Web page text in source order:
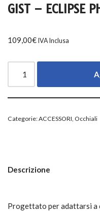
GIST – ECLIPSE
109,00€ IVA Inclusa
Categorie:ACCESSORI, Occhiali
Descrizione
Progettato per adattarsi a